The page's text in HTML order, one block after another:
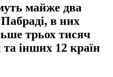
майже два
в них
трьох тисяч
інших 12 країн